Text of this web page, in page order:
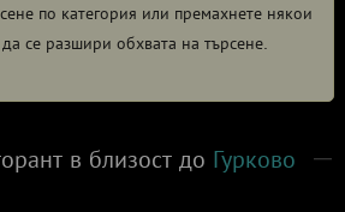
по категория или премахнете някои
се разшири обхвата на търсене.
в близост до Гурково